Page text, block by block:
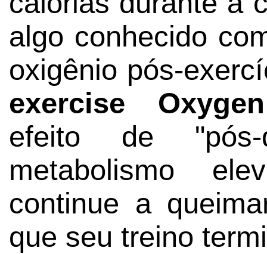
algo conhecido
oxigênio pós-
exercise
efeito de "pós-
metabolismo
continue a
que seu treino